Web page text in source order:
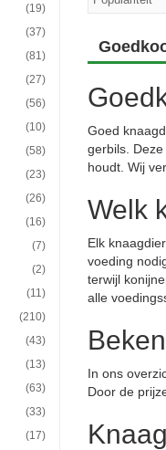
(19)
(37)
(81)
(27)
(56)
(10)
(58)
(23)
(26)
(16)
(7)
(2)
(11)
(210)
(43)
(13)
(63)
(33)
(17)
Goed
gerbils.
houdt. Wij
Welk
Elk
voeding
terwijl
alle
In ons
Door de